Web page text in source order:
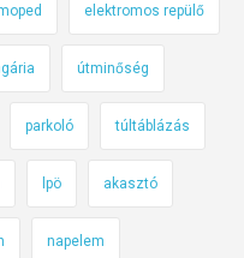
elektromos repülő
útminőség
parkoló túltáblázás
lpö akasztó
napelem